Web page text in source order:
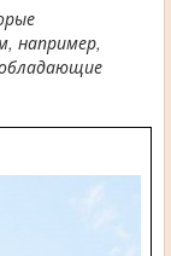
например,